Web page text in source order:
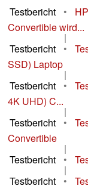
Testbericht
•
Convertible wird...
|
Testbericht
•
SSD) Laptop
|
Testbericht
•
4K UHD) C...
|
Testbericht
•
Convertible
|
Testbericht
•
|
Testbericht
•